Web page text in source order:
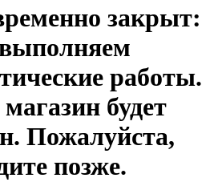
закрыт:
работы.
будет
Пожалуйста,
позже.